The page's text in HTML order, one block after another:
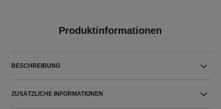
Produktinformationen
BESCHREIBUNG
ZUSÄTZLICHE INFORMATIONEN